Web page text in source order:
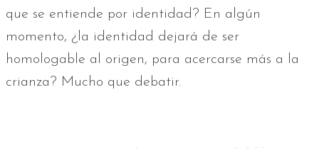
que se entiende por identidad? En algún
momento, ¿la identidad dejará de ser
homologable al origen, para acercarse más a la
crianza? Mucho que debatir.